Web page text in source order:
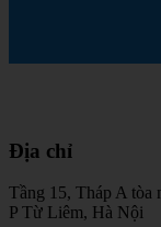
Địa chỉ
Tầng 15, Tháp A tòa
P Từ Liêm, Hà Nội